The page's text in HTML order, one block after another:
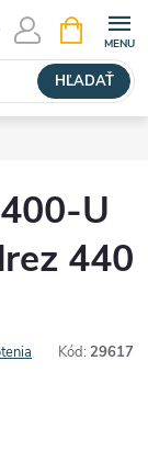
HĽADAŤ
KOŠÍK
U
440
Kód: 29617